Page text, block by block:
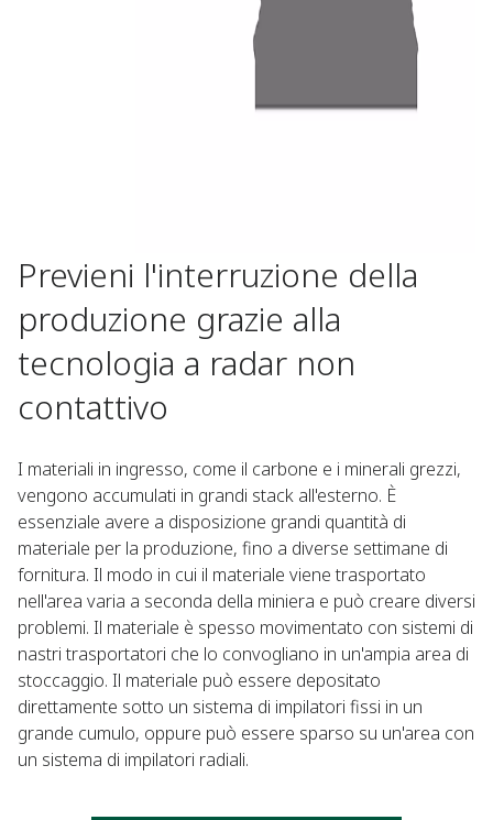
Previeni l'interruzione della
produzione grazie alla
tecnologia a radar non
contattivo
I materiali in ingresso, come il carbone e i minerali grezzi,
vengono accumulati in grandi stack all'esterno. È
essenziale avere a disposizione grandi quantità di
materiale per la produzione, fino a diverse settimane di
fornitura. Il modo in cui il materiale viene trasportato
nell'area varia a seconda della miniera e può creare diversi
problemi. Il materiale è spesso movimentato con sistemi di
nastri trasportatori che lo convogliano in un'ampia area di
stoccaggio. Il materiale può essere depositato
direttamente sotto un sistema di impilatori fissi in un
grande cumulo, oppure può essere sparso su un'area con
un sistema di impilatori radiali.